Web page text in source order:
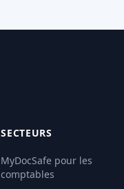
SECTEURS
MyDocSafe pour les
comptables